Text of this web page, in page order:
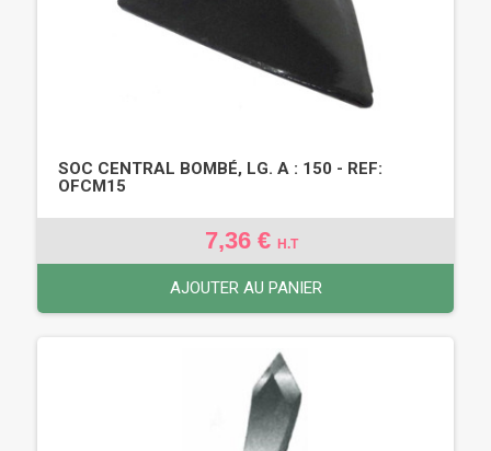
SOC CENTRAL BOMBÉ, LG. A : 150 - REF:
OFCM15
7,36 € H.T
AJOUTER AU PANIER